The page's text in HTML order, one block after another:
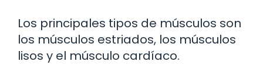
Los principales tipos de músculos son
los músculos estriados, los músculos
lisos y el músculo cardíaco.